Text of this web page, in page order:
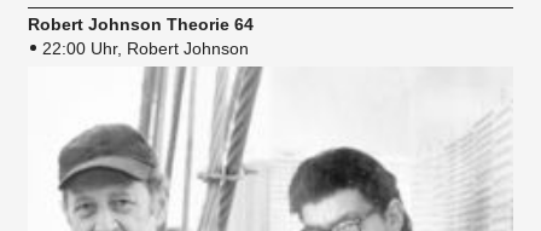
Robert Johnson Theorie 64
22:00 Uhr, Robert Johnson